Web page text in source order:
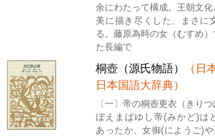
余にわたって構成。王朝文
美に描き尽くした、まさに
る。藤原為時の女（むすめ
た長編で
桐壺（源氏物語）
（日
日本国語大辞典）
〔一〕帝の桐壺更衣（きり
ぼえまばゆし帝(みかど)は
あったか、女御(にようご)